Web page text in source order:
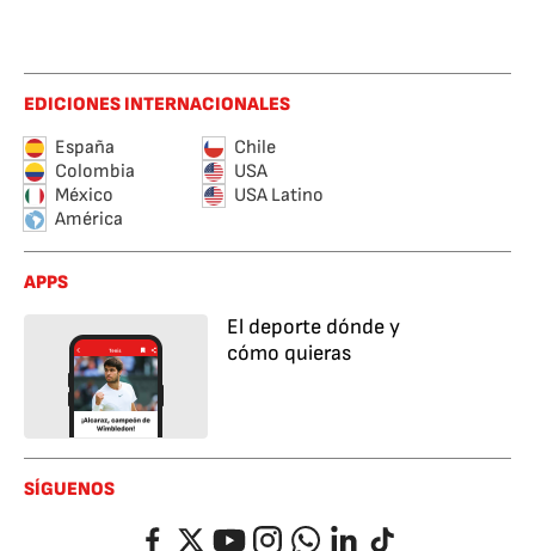
EDICIONES INTERNACIONALES
España
Chile
Colombia
USA
México
USA Latino
América
APPS
El deporte dónde y
cómo quieras
SÍGUENOS
FacebookTwitterYouTubeInstagramWhatsappLinkedIn
TikTok